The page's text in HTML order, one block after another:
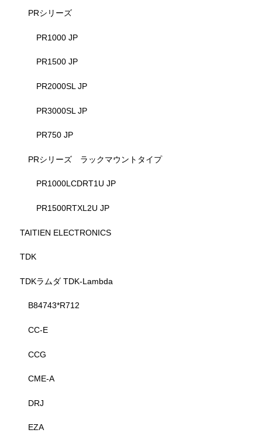
PRシリーズ
PR1000 JP
PR1500 JP
PR2000SL JP
PR3000SL JP
PR750 JP
PRシリーズ ラックマウントタイプ
PR1000LCDRT1U JP
PR1500RTXL2U JP
TAITIEN ELECTRONICS
TDK
TDKラムダ TDK-Lambda
B84743*R712
CC-E
CCG
CME-A
DRJ
EZA